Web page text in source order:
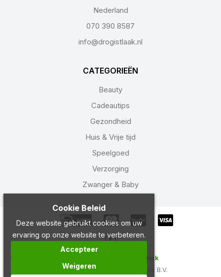
Nederland
070 390 8587
info@drogistlaak.nl
CATEGORIEËN
Beauty
Cadeautips
Gezondheid
Huis & Vrije tijd
Speelgoed
Verzorging
Zwanger & Baby
Copyright 2024 Drogist Laak
Ontwikkeld door
Best4u Media B.V.
Cookie Beleid
Deze website gebruikt cookies om uw
ervaring op onze website te verbeteren.
Accepteer
Weigeren